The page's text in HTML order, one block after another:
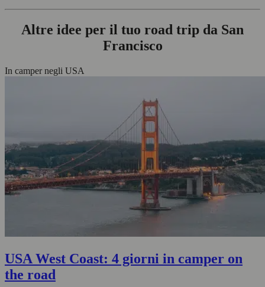
Altre idee per il tuo road trip da San
Francisco
In camper negli USA
USA West Coast: 4 giorni in camper on
the road